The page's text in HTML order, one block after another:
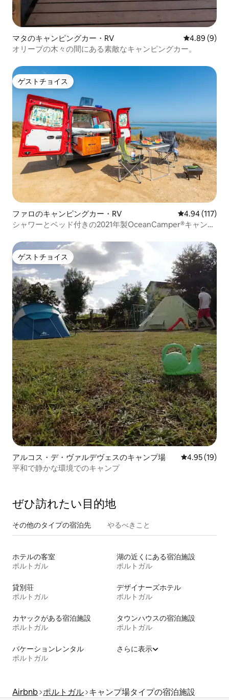
マタのキャンピングカー・RV レビュー9件
4.89 (9)
オリーブの木々の間にある素敵なキャンピングカー。
ゲストチョイス
ゲストチョイス
ファロのキャンピングカー・RV レビュー117
4.94 (117)
シャワーとベッド付きの2021年製OceanCamper®キャンピ
ゲストチョイス
ゲストチョイス
アルコス・デ・ヴァルデヴェスのキャンプ場 レビュー19
4.95 (19)
平和で静かな環境でのキャンプ
ぜひ訪⁠れ⁠た⁠い目⁠的⁠地
その他のタ⁠イ⁠プ⁠の宿⁠泊⁠先 やるべきこと
ホテルの客室
ポルトガル
湖の近くにある宿泊施設
ポルトガル
貸別荘
ポルトガル
デザイナーズホテル
ポルトガル
カヤックがある宿泊施設
ポルトガル
タウンハウスの宿泊施設
ポルトガル
バケーションレンタル
ポルトガル
さらに表示
Airbnb ポルトガル キャンプ場タイプの宿泊施設